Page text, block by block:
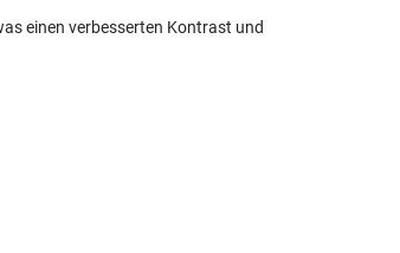
einen verbesserten Kontrast und